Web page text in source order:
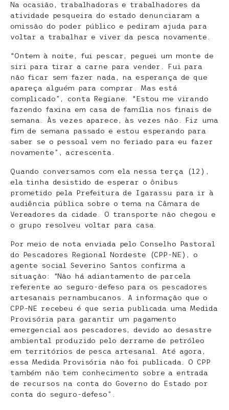
Na ocasião, trabalhadoras e trabalhadores da
atividade pesqueira do estado denunciaram a
omissão do poder público e pediram ajuda para
voltar a trabalhar e viver da pesca novamente.
“Ontem à noite, fui pescar, peguei um monte de
siri para tirar a carne para vender. Fui para
não ficar sem fazer nada, na esperança de que
apareça alguém para comprar. Mas está
complicado”, conta Regiane. “Estou me virando
fazendo faxina em casa de família nos finais de
semana. Às vezes aparece, às vezes não. Fiz uma
fim de semana passado e estou esperando para
saber se o pessoal vem no feriado para eu fazer
novamente”, acrescenta.
Quando conversamos com ela nessa terça (12),
ela tinha desistido de esperar o ônibus
prometido pela Prefeitura de Igarassu para ir à
audiência pública sobre o tema na Câmara de
Vereadores da cidade. O transporte não chegou e
o grupo resolveu voltar para casa.
Por meio de nota enviada pelo Conselho Pastoral
do Pescadores Regional Nordeste (CPP-NE), o
agente social Severino Santos confirma a
situação: “Não há adiantamento de parcela
referente ao seguro-defeso para os pescadores
artesanais pernambucanos. A informação que o
CPP-NE recebeu é que seria publicada uma Medida
Provisória para garantir um pagamento
emergencial aos pescadores, devido ao desastre
ambiental produzido pelo derrame de petróleo
em territórios de pesca artesanal. Até agora,
essa Medida Provisória não foi publicada. O CPP
também não tem conhecimento sobre a entrada
de recursos na conta do Governo do Estado por
conta do seguro-defeso”.